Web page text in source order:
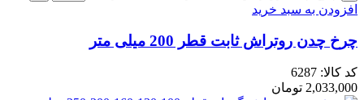
افزودن به سبد خرید
چرخ چدن روتراش ثابت قطر 200 میلی متر
کد کالا: 6287
2,033,000 تومان